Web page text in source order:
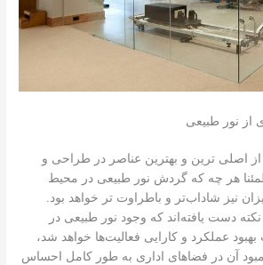
از نور طبیعی
اصلی ترین و بهترین عناصر در طراحی و
هر چه که گردش نور طبیعی در محیط
نیز شاداب‌تر و باطراوت تر خواهد بود.
دست یافته‌اند که وجود نور طبیعی در
عملکرد و کارایی فعالیت‌ها خواهد شد،
آن در فضاهای اداری به طور کامل احساس